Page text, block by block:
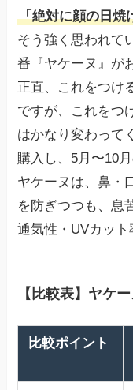
「絶対に顔の日焼
そう強く思われて
番『ヤケーヌ』が
正直、これをつけ
ですが、これをつ
はかなり変わって
購入し、5月〜10
ヤケーヌは、鼻・
を防ぎつつも、息
通気性・UVカット
【比較表】ヤケ
比較ポイント